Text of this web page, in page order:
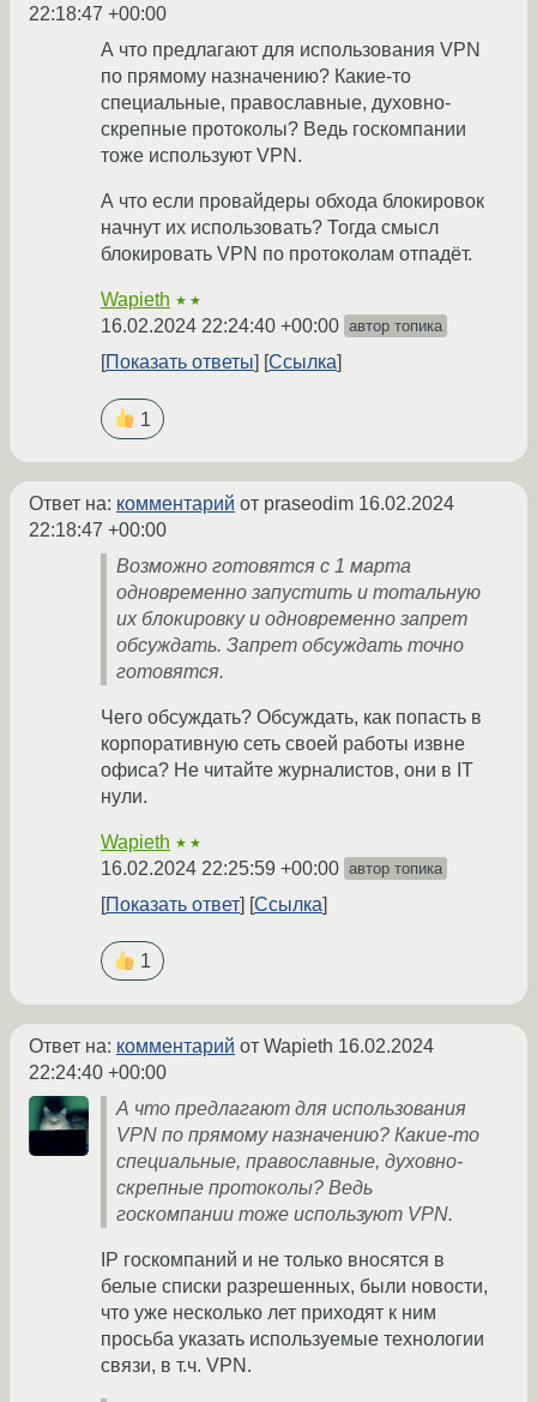
22:18:47 +00:00
А что предлагают для использования VPN
по прямому назначению? Какие-то
специальные, православные, духовно-
скрепные протоколы? Ведь госкомпании
тоже используют VPN.
А что если провайдеры обхода блокировок
начнут их использовать? Тогда смысл
блокировать VPN по протоколам отпадёт.
Wapieth ★★
16.02.2024 22:24:40 +00:00 автор топика
Показать ответы Ссылка
1
Ответ на: комментарий от praseodim 16.02.2024
22:18:47 +00:00
Возможно готовятся с 1 марта
одновременно запустить и тотальную
их блокировку и одновременно запрет
обсуждать. Запрет обсуждать точно
готовятся.
Чего обсуждать? Обсуждать, как попасть в
корпоративную сеть своей работы извне
офиса? Не читайте журналистов, они в IT
нули.
Wapieth ★★
16.02.2024 22:25:59 +00:00 автор топика
Показать ответ Ссылка
1
Ответ на: комментарий от Wapieth 16.02.2024
22:24:40 +00:00
А что предлагают для использования
VPN по прямому назначению? Какие-то
специальные, православные, духовно-
скрепные протоколы? Ведь
госкомпании тоже используют VPN.
IP госкомпаний и не только вносятся в
белые списки разрешенных, были новости,
что уже несколько лет приходят к ним
просьба указать используемые технологии
связи, в т.ч. VPN.